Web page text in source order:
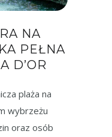
NA
PEŁNA
D’OR
plaża na
wybrzeżu
oraz osób